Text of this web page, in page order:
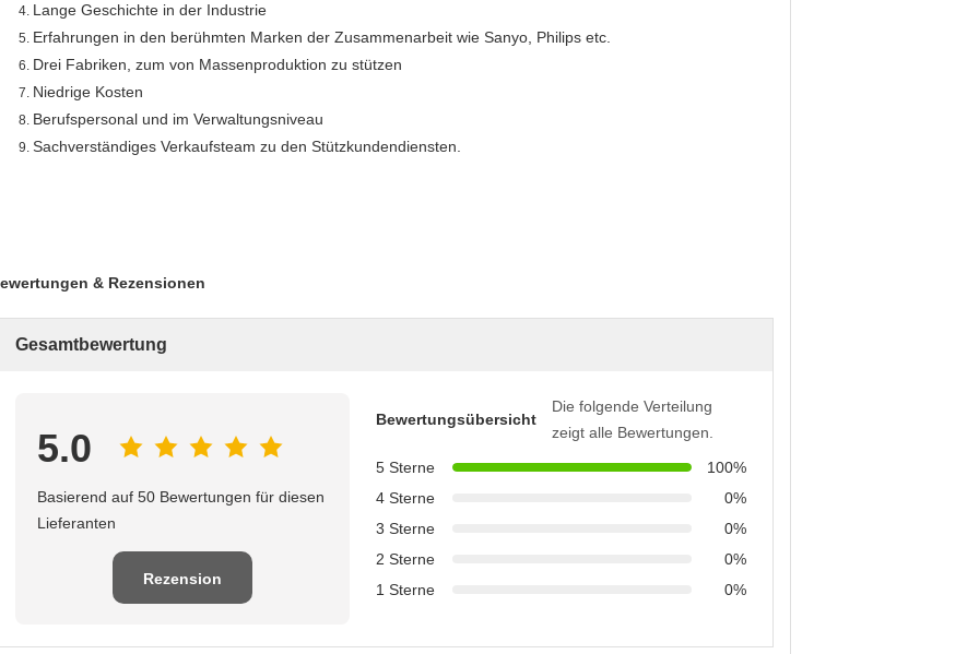
Lange Geschichte in der Industrie
Erfahrungen in den berühmten Marken der Zusammenarbeit wie Sanyo, Philips etc.
Drei Fabriken, zum von Massenproduktion zu stützen
Niedrige Kosten
Berufspersonal und im Verwaltungsniveau
Sachverständiges Verkaufsteam zu den Stützkundendiensten.
& Rezensionen
Gesamtbewertung
5.0
Basierend auf 50 Bewertungen für diesen
Lieferanten
Rezension
Bewertungsübersicht
Die folgende Verteilung
zeigt alle Bewertungen.
5 Sterne
100%
4 Sterne
0%
3 Sterne
0%
2 Sterne
0%
1 Sterne
0%